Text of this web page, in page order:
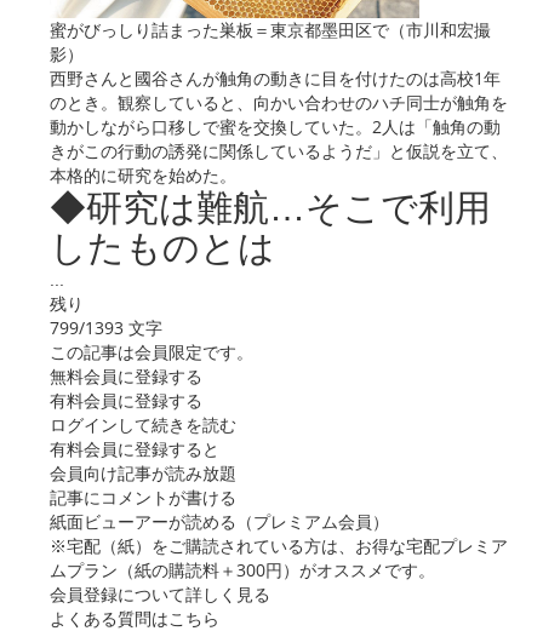
蜜がびっしり詰まった巣板＝東京都墨田区で（市川和宏撮
影）
西野さんと國谷さんが触角の動きに目を付けたのは高校1年
のとき。観察していると、向かい合わせのハチ同士が触角を
動かしながら口移しで蜜を交換していた。2人は「触角の動
きがこの行動の誘発に関係しているようだ」と仮説を立て、
本格的に研究を始めた。
◆研究は難航…そこで利用
したものとは
残り
799/1393 文字
この記事は会員限定です。
無料会員に登録する
有料会員に登録する
ログインして続きを読む
有料会員に登録すると
会員向け記事が読み放題
記事にコメントが書ける
紙面ビューアーが読める（プレミアム会員）
※宅配（紙）をご購読されている方は、お得な宅配プレミア
ムプラン（紙の購読料＋300円）がオススメです。
会員登録について詳しく見る
よくある質問はこちら